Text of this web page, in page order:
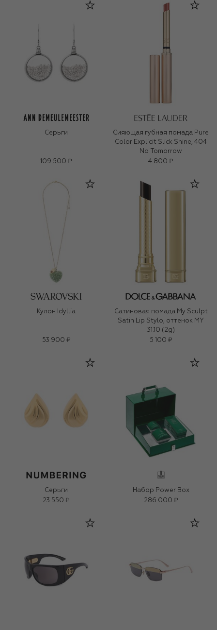
Серьги
109 500 ₽
Сияющая губная помада Pure
Color Explicit Slick Shine, 404
No Tomorrow
4 800 ₽
Кулон Idyllia
53 900 ₽
Сатиновая помада My Sculpt
Satin Lip Stylo, оттенок MY
31.10 (2g)
5 100 ₽
Серьги
23 550 ₽
Набор Power Box
286 000 ₽